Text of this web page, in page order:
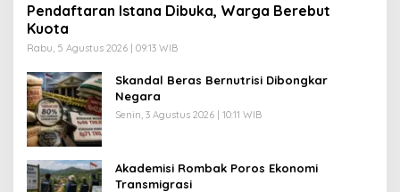
Pendaftaran Istana Dibuka, Warga Berebut
Kuota
Rabu, 5 Agustus 2026 | 09:13 WIB
Skandal Beras Bernutrisi Dibongkar
Negara
Senin, 3 Agustus 2026 | 10:11 WIB
Akademisi Rombak Poros Ekonomi
Transmigrasi